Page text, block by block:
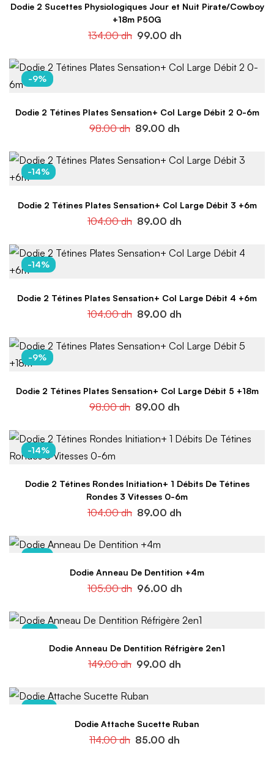
Dodie 2 Sucettes Physiologiques Jour et Nuit Pirate/Cowboy
+18m P50G
134.00dh 99.00 dh
-9%
Dodie 2 Tétines Plates Sensation+ Col Large Débit 2 0-6m
98.00dh 89.00 dh
-14%
Dodie 2 Tétines Plates Sensation+ Col Large Débit 3 +6m
104.00dh 89.00 dh
-14%
Dodie 2 Tétines Plates Sensation+ Col Large Débit 4 +6m
104.00dh 89.00 dh
-9%
Dodie 2 Tétines Plates Sensation+ Col Large Débit 5 +18m
98.00dh 89.00 dh
-14%
Dodie 2 Tétines Rondes Initiation+ 1 Débits De Tétines
Rondes 3 Vitesses 0-6m
104.00dh 89.00 dh
-9%
Dodie Anneau De Dentition +4m
105.00dh 96.00 dh
-34%
Dodie Anneau De Dentition Réfrigère 2en1
149.00dh 99.00 dh
-25%
Dodie Attache Sucette Ruban
114.00dh 85.00 dh